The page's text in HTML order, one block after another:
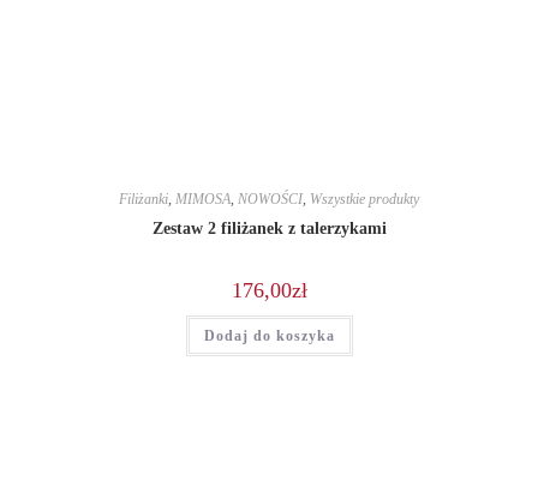
Filiżanki, MIMOSA, NOWOŚCI, Wszystkie produkty
Zestaw 2 filiżanek z talerzykami
176,00zł
Dodaj do koszyka